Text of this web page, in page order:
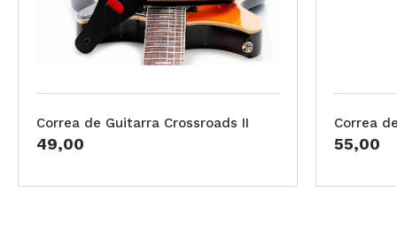
Correa de Guitarra Crossroads II
49,00
Correa
55,00